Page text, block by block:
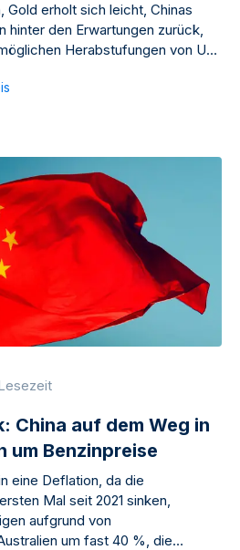
Gold erholt sich leicht, Chinas
hinter den Erwartungen zurück,
Herabstufungen von US-
China auf dem Weg in
um Benzinpreise
eine Deflation, da die
Mal seit 2021 sinken,
aufgrund von
um fast 40 %, die